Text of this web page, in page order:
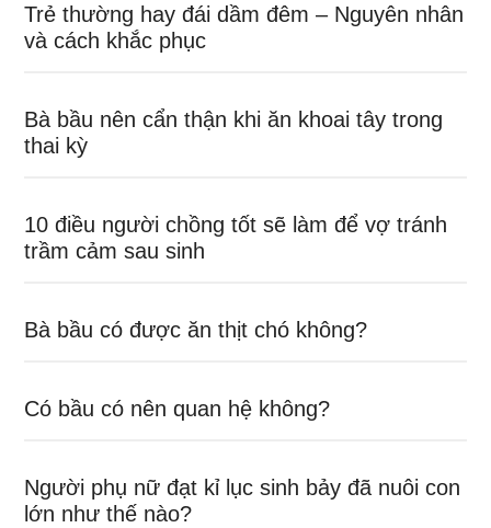
Trẻ thường hay đái dầm đêm – Nguyên nhân
và cách khắc phục
Bà bầu nên cẩn thận khi ăn khoai tây trong
thai kỳ
10 điều người chồng tốt sẽ làm để vợ tránh
trầm cảm sau sinh
Bà bầu có được ăn thịt chó không?
Có bầu có nên quan hệ không?
Người phụ nữ đạt kỉ lục sinh bảy đã nuôi con
lớn như thế nào?